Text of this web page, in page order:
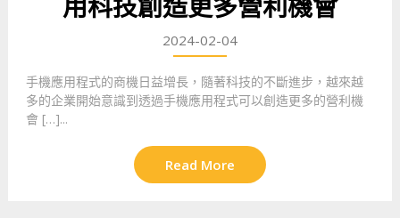
2024-02-04
手機應用程式的商機日益增長，隨著科技的不斷進步，越來越
多的企業開始意識到透過手機應用程式可以創造更多的營利機
會 […]...
Read More